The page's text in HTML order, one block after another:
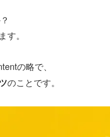
。
の略で、
のことです。